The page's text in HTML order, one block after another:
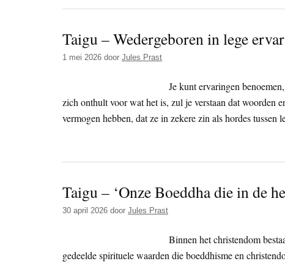
Taigu – Wedergeboren in lege
1 mei 2026 door Jules Prast
Je kunt ervaringen
zich onthult voor wat het is, zul je verstaan dat woorden
vermogen hebben, dat ze in zekere zin als hordes
Taigu – ‘Onze Boeddha die in de
30 april 2026 door Jules Prast
Binnen het christendom
gedeelde spirituele waarden die boeddhisme en